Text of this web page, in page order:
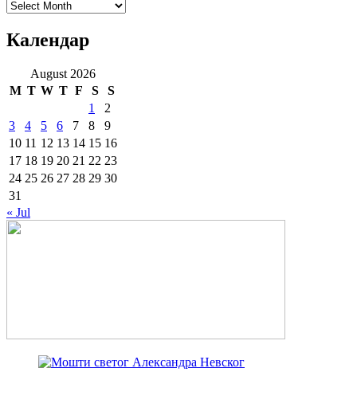
Архиве
Календар
August 2026
M T W T F S
S
1
2
3
4 5 6 7 8
9
10 11 12 13 14 15 16
17 18 19 20 21 22 23
24 25 26 27 28 29 30
31
« Jul